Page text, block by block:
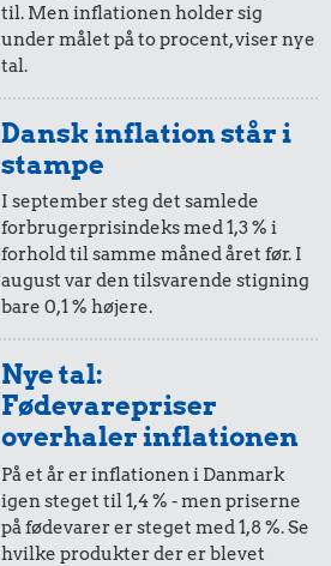
i 2003 i dag
15,-
5,-
i 2003
= 8,-
i dag
2,-
i 2003 i dag
1,-
i 2003
= 2,-
i dag
til. Men inflationen holder sig
under målet på to procent, viser nye
tal.
Dansk inflation står i
stampe
I september steg det samlede
forbrugerprisindeks med 1,3 % i
forhold til samme måned året før. I
august var den tilsvarende stigning
bare 0,1 % højere.
Nye tal:
Fødevarepriser
overhaler inflationen
På et år er inflationen i Danmark
igen steget til 1,4 % - men priserne
på fødevarer er steget med 1,8 %. Se
hvilke produkter der er blevet